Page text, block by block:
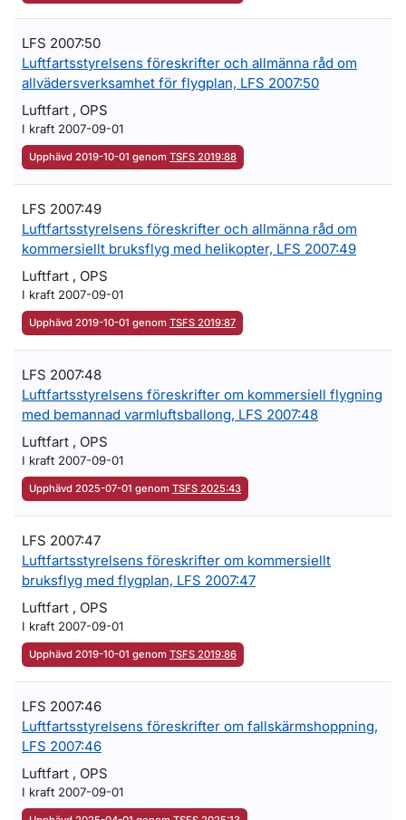
LFS 2007:50
Luftfartsstyrelsens föreskrifter och allmänna råd om
allvädersverksamhet för flygplan, LFS 2007:50
Luftfart , OPS
I kraft 2007-09-01
Upphävd 2019-10-01 genom TSFS 2019:88
LFS 2007:49
Luftfartsstyrelsens föreskrifter och allmänna råd om
kommersiellt bruksflyg med helikopter, LFS 2007:49
Luftfart , OPS
I kraft 2007-09-01
Upphävd 2019-10-01 genom TSFS 2019:87
LFS 2007:48
Luftfartsstyrelsens föreskrifter om kommersiell flygning
med bemannad varmluftsballong, LFS 2007:48
Luftfart , OPS
I kraft 2007-09-01
Upphävd 2025-07-01 genom TSFS 2025:43
LFS 2007:47
Luftfartsstyrelsens föreskrifter om kommersiellt
bruksflyg med flygplan, LFS 2007:47
Luftfart , OPS
I kraft 2007-09-01
Upphävd 2019-10-01 genom TSFS 2019:86
LFS 2007:46
Luftfartsstyrelsens föreskrifter om fallskärmshoppning,
LFS 2007:46
Luftfart , OPS
I kraft 2007-09-01